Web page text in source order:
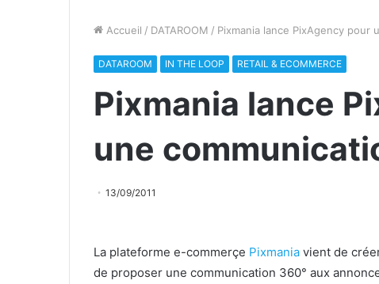
Accueil / DATAROOM / Pixmania lance PixAgency pour
DATAROOM IN THE LOOP RETAIL & ECOMMERCE
Pixmania lance
une
13/09/2011
La plateforme e-commerçe Pixmania vient de
de proposer une communication 360° aux